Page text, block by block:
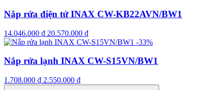
Nắp rửa điện tử INAX CW-KB22AVN/BW1
14.046.000 ₫ 20.570.000 ₫
-33%
Nắp rửa lạnh INAX CW-S15VN/BW1
1.708.000 ₫ 2.550.000 ₫